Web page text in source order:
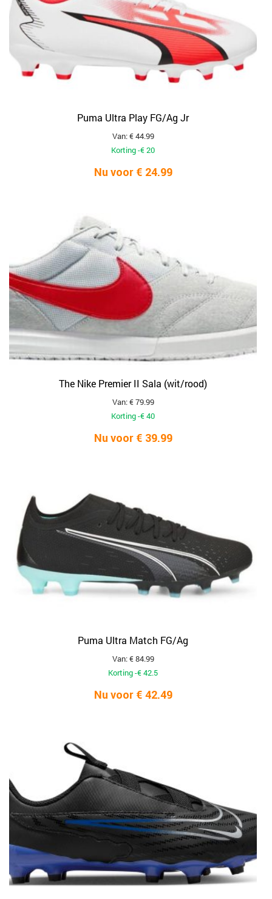
Puma Ultra Play FG/Ag Jr
Van: € 44.99
Korting -€ 20
Nu voor € 24.99
The Nike Premier II Sala (wit/rood)
Van: € 79.99
Korting -€ 40
Nu voor € 39.99
Puma Ultra Match FG/Ag
Van: € 84.99
Korting -€ 42.5
Nu voor € 42.49